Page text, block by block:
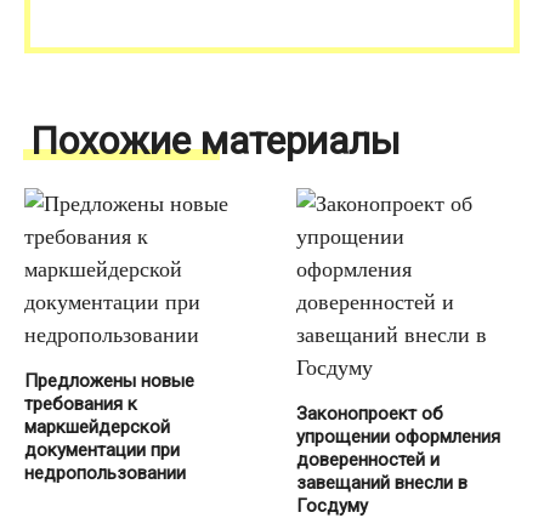
Похожие материалы
Предложены новые
требования к
маркшейдерской
документации при
недропользовании
Законопроект об
упрощении оформления
доверенностей и
завещаний внесли в
Госдуму